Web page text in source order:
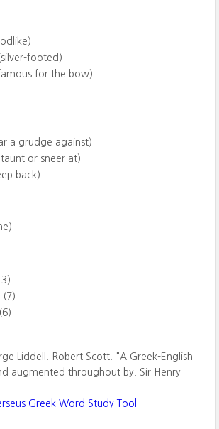
footed)
for the bow)
a grudge against)
or sneer at)
back)
(7)
(6)
Liddell. Robert Scott. "A Greek-English
augmented throughout by. Sir Henry
Greek Word Study Tool